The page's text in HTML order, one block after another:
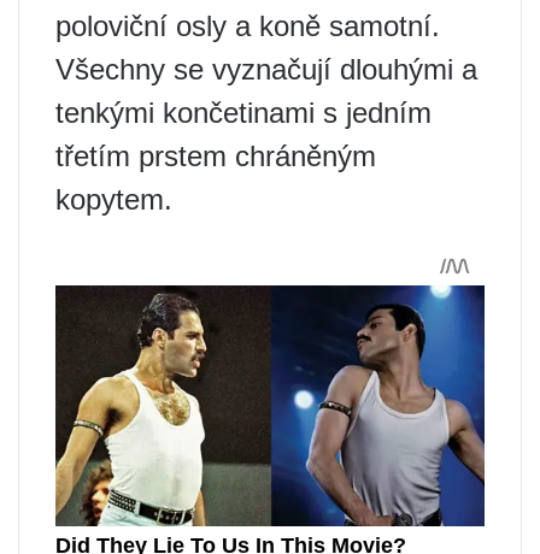
poloviční osly a koně samotní.
Všechny se vyznačují dlouhými a
tenkými končetinami s jedním
třetím prstem chráněným
kopytem.